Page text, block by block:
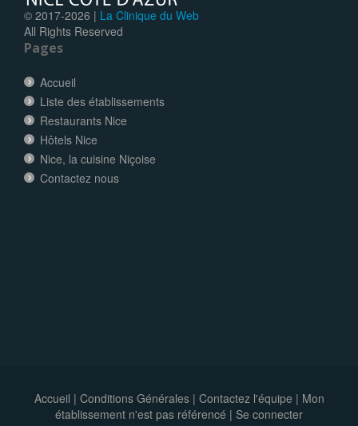
© 2017-2026 | La Clinique du Web
All Rights Reserved
Pages
Accueil
Liste des établissements
Restaurants Nice
Hôtels Nice
Nice, la cuisine Niçoise
Contactez nous
Accueil | Conditions Générales| Contactez l'équipe | Mon
établissement n'est pas référencé | Se connecter